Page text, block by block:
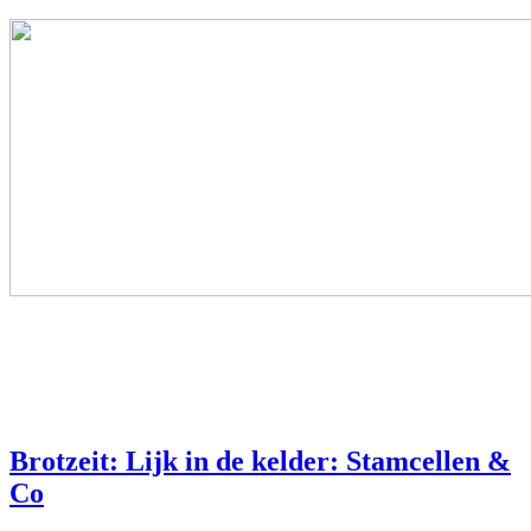
Brotzeit: Lijk in de kelder: Stamcellen &
Co